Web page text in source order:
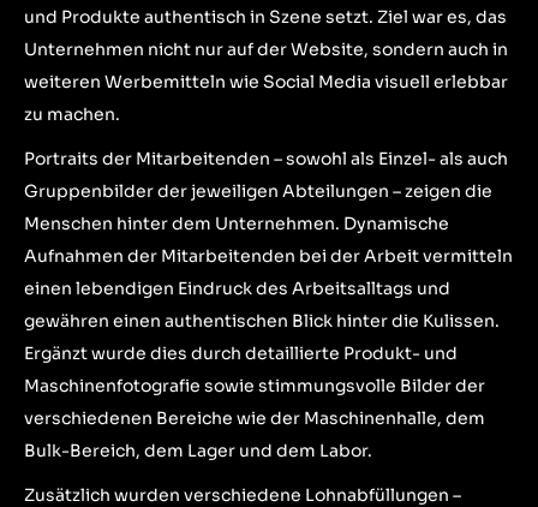
und Produkte authentisch in Szene setzt. Ziel war es, das
Unternehmen nicht nur auf der Website, sondern auch in
weiteren Werbemitteln wie Social Media visuell erlebbar
zu machen.
Portraits der Mitarbeitenden – sowohl als Einzel- als auch
Gruppenbilder der jeweiligen Abteilungen – zeigen die
Menschen hinter dem Unternehmen. Dynamische
Aufnahmen der Mitarbeitenden bei der Arbeit vermitteln
einen lebendigen Eindruck des Arbeitsalltags und
gewähren einen authentischen Blick hinter die Kulissen.
Ergänzt wurde dies durch detaillierte Produkt- und
Maschinenfotografie sowie stimmungsvolle Bilder der
verschiedenen Bereiche wie der Maschinenhalle, dem
Bulk-Bereich, dem Lager und dem Labor.
Zusätzlich wurden verschiedene Lohnabfüllungen –